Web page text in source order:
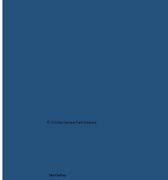
© 2026 by Oempar Parts Solutıons
Site Haritası